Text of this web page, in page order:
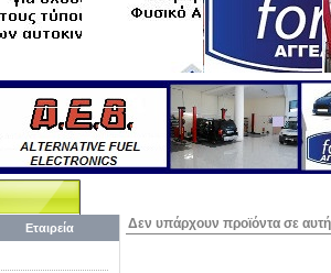
Εταιρεία Δεν υπάρχουν προϊόντα σε αυτή